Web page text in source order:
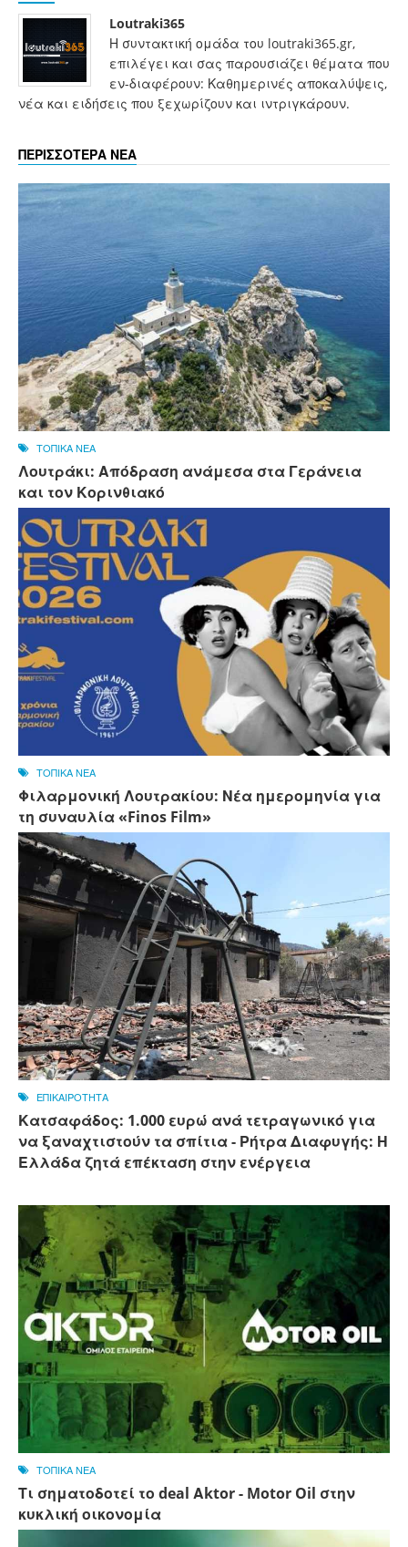
Loutraki365
Η συντακτική ομάδα του loutraki365.gr,
επιλέγει και σας παρουσιάζει θέματα που
εν-διαφέρουν: Καθημερινές αποκαλύψεις,
νέα και ειδήσεις που ξεχωρίζουν και ιντριγκάρουν.
ΠΕΡΙΣΣΟΤΕΡΑ ΝΕΑ
ΤΟΠΙΚΑ ΝΕΑ
Λουτράκι: Απόδραση ανάμεσα στα Γεράνεια
και τον Κορινθιακό
ΤΟΠΙΚΑ ΝΕΑ
Φιλαρμονική Λουτρακίου: Νέα ημερομηνία για
τη συναυλία «Finos Film»
ΕΠΙΚΑΙΡΟΤΗΤΑ
Κατσαφάδος: 1.000 ευρώ ανά τετραγωνικό για
να ξαναχτιστούν τα σπίτια - Ρήτρα Διαφυγής: Η
Ελλάδα ζητά επέκταση στην ενέργεια
ΤΟΠΙΚΑ ΝΕΑ
Τι σηματοδοτεί το deal Αktor - Motor Oil στην
κυκλική οικονομία